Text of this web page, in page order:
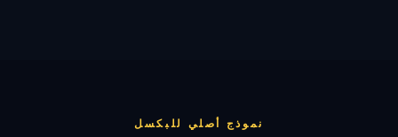
نموذج أصلي للبكسل